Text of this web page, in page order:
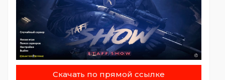
Скачать по прямой ссылке